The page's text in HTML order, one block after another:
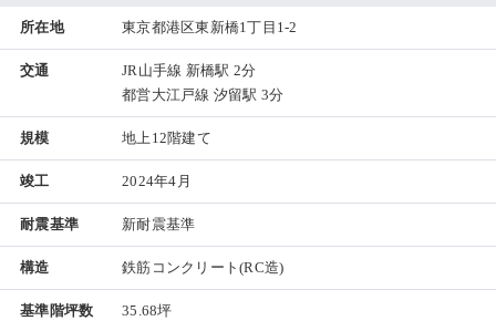
所在地 東京都港区東新橋1丁目1-2
交通
JR山手線 新橋駅 2分
都営大江戸線 汐留駅 3分
規模 地上12階建て
竣工 2024年4月
耐震基準 新耐震基準
構造 鉄筋コンクリート(RC造)
基準階坪数 35.68坪